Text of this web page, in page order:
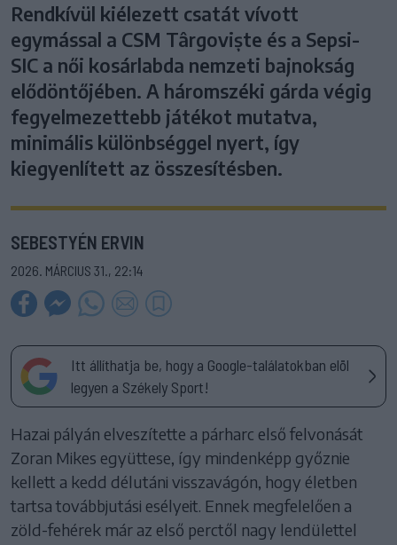
Rendkívül kiélezett csatát vívott
egymással a CSM Târgoviște és a Sepsi-
SIC a női kosárlabda nemzeti bajnokság
elődöntőjében. A háromszéki gárda végig
fegyelmezettebb játékot mutatva,
minimális különbséggel nyert, így
kiegyenlített az összesítésben.
SEBESTYÉN ERVIN
2026. MÁRCIUS 31., 22:14
Itt állíthatja be, hogy a Google-találatokban elöl
legyen a Székely Sport!
Hazai pályán elveszítette a párharc első felvonását
Zoran Mikes együttese, így mindenképp győznie
kellett a kedd délutáni visszavágón, hogy életben
tartsa továbbjutási esélyeit. Ennek megfelelően a
zöld-fehérek már az első perctől nagy lendülettel